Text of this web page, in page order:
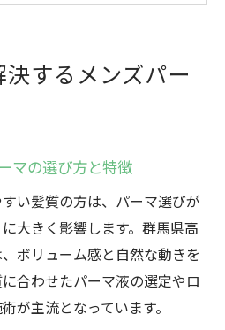
いない髪質と対策方法
変わる自然なくせ毛風術
風へ変化するパーマ施術法
みを解消する最新パーマ技
ム感を作るメンズパーマの
するメンズパー
マの選び方と特徴
い髪質の方は、パーマ選びが
大きく影響します。群馬県高
ボリューム感と自然な動きを
合わせたパーマ液の選定やロ
が主流となっています。